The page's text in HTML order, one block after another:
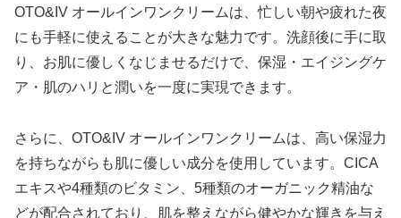
OTO&IV オールインワンクリームは、忙しい朝や疲れた夜
にも手軽に使えることが大きな魅力です。洗顔後に手に取
り、お肌に優しくなじませるだけで、保湿・エイジングケ
ア・肌のハリと潤いを一度に実現できます。
さらに、OTO&IV オールインワンクリームは、高い保湿力
を持ちながらも肌に優しい成分を使用しています。CICA
エキスや4種類のビタミン、5種類のオーガニック精油な
どが配合されており、肌を整えながら健やかな輝きを与え